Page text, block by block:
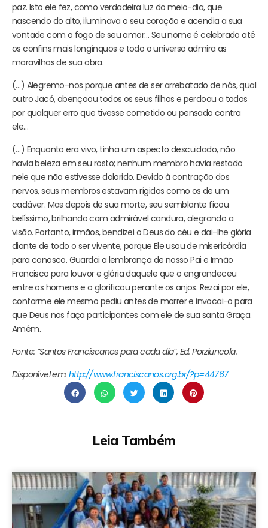
paz. Isto ele fez, como verdadeira luz do meio-dia, que
nascendo do alto, iluminava o seu coração e acendia a sua
vontade com o fogo de seu amor… Seu nome é celebrado até
os confins mais longínquos e todo o universo admira as
maravilhas de sua obra.
(…) Alegremo-nos porque antes de ser arrebatado de nós, qual
outro Jacó, abençoou todos os seus filhos e perdoou a todos
por qualquer erro que tivesse cometido ou pensado contra
ele…
(…) Enquanto era vivo, tinha um aspecto descuidado, não
havia beleza em seu rosto; nenhum membro havia restado
nele que não estivesse dolorido. Devido à contração dos
nervos, seus membros estavam rígidos como os de um
cadáver. Mas depois de sua morte, seu semblante ficou
belíssimo, brilhando com admirável candura, alegrando a
visão. Portanto, irmãos, bendizei o Deus do céu e dai-lhe glória
diante de todo o ser vivente, porque Ele usou de misericórdia
para conosco. Guardai a lembrança de nosso Pai e Irmão
Francisco para louvor e glória daquele que o engrandeceu
entre os homens e o glorificou perante os anjos. Rezai por ele,
conforme ele mesmo pediu antes de morrer e invocai-o para
que Deus nos faça participantes com ele de sua santa Graça.
Amém.
Fonte: “Santos Franciscanos para cada dia”, Ed. Porziuncola.
Disponível em:http://www.franciscanos.org.br/?p=44767
Leia Também